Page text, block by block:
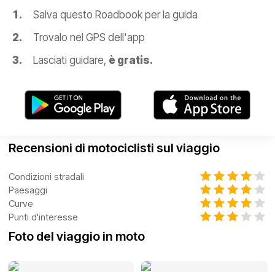
Salva questo Roadbook per la guida
Trovalo nel GPS dell'app
Lasciati guidare, è gratis.
Recensioni di motociclisti sul viaggio
Condizioni stradali
Paesaggi
Curve
Punti d'interesse
Foto del viaggio in moto